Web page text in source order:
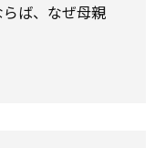
ば、なぜ母親